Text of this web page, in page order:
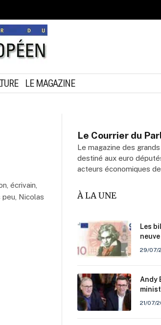
LE MAGAZINE
écrivain,
Nicolas
Le Courrier du
Le magazine des
destiné aux euro
acteurs économiques de
À LA UNE
Les
neuve
29/07/
Andy
21/07/